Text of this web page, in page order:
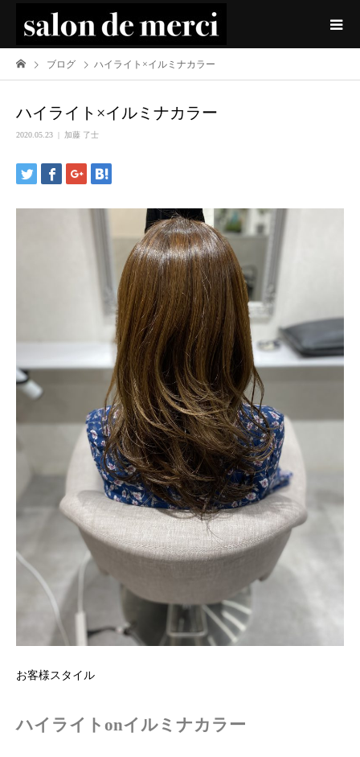
ブログ ハイライト×イルミナカラー
ハイライト×イルミナカラー
2020.05.23 加藤 了士
お客様スタイル
ハイライトonイルミナカラー